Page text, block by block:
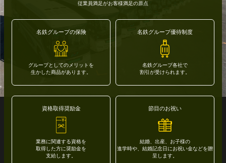
従業員満足がお客様満足の原点
名鉄グループの保険
グループとしてのメリットを
生かした商品があります。
名鉄グループ優待制度
名鉄グループ各社で
割引が受けられます。
資格取得奨励金
業務に関連する資格を
取得した方に奨励金を
支給します。
節目のお祝い
結婚、出産、お子様の
進学時や、結婚記念日にお祝い金などを贈
呈します。